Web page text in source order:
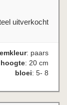
uitverkocht
: paars
hoogte: 20 cm
bloei: 5- 8